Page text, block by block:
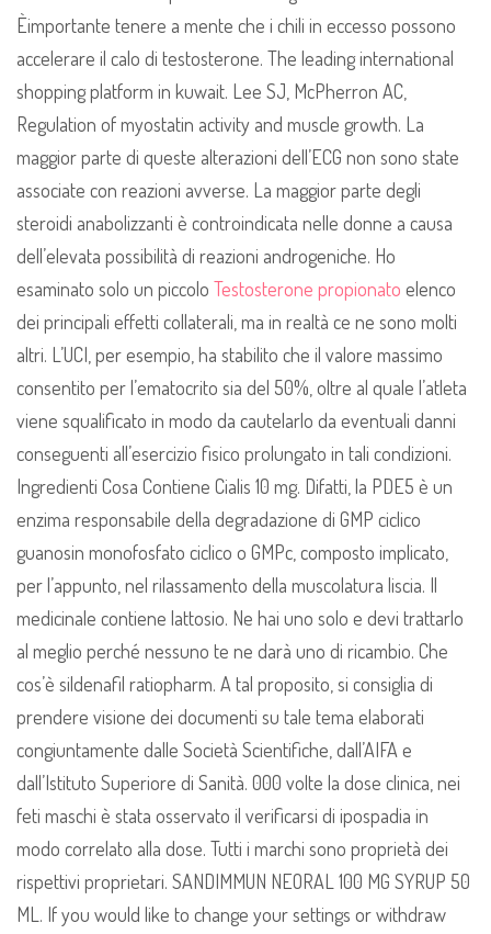
Èimportante tenere a mente che i chili in eccesso possono
accelerare il calo di testosterone. The leading international
shopping platform in kuwait. Lee SJ, McPherron AC,
Regulation of myostatin activity and muscle growth. La
maggior parte di queste alterazioni dell’ECG non sono state
associate con reazioni avverse. La maggior parte degli
steroidi anabolizzanti è controindicata nelle donne a causa
dell’elevata possibilità di reazioni androgeniche. Ho
esaminato solo un piccolo Testosterone propionato elenco
dei principali effetti collaterali, ma in realtà ce ne sono molti
altri. L’UCI, per esempio, ha stabilito che il valore massimo
consentito per l’ematocrito sia del 50%, oltre al quale l’atleta
viene squalificato in modo da cautelarlo da eventuali danni
conseguenti all’esercizio fisico prolungato in tali condizioni.
Ingredienti Cosa Contiene Cialis 10 mg. Difatti, la PDE5 è un
enzima responsabile della degradazione di GMP ciclico
guanosin monofosfato ciclico o GMPc, composto implicato,
per l’appunto, nel rilassamento della muscolatura liscia. Il
medicinale contiene lattosio. Ne hai uno solo e devi trattarlo
al meglio perché nessuno te ne darà uno di ricambio. Che
cos’è sildenafil ratiopharm. A tal proposito, si consiglia di
prendere visione dei documenti su tale tema elaborati
congiuntamente dalle Società Scientifiche, dall’AIFA e
dall’Istituto Superiore di Sanità. 000 volte la dose clinica, nei
feti maschi è stata osservato il verificarsi di ipospadia in
modo correlato alla dose. Tutti i marchi sono proprietà dei
rispettivi proprietari. SANDIMMUN NEORAL 100 MG SYRUP 50
ML. If you would like to change your settings or withdraw